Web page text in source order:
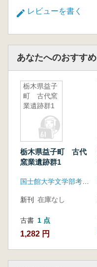
レビューを書く
あなたへのおすすめ
栃木県益子
町 古代窯
業遺跡群1
栃木県益子町 古代
窯業遺跡群1
新刊 在庫なし
古書 1 点
1,282 円